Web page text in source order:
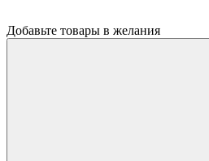
Добавьте товары в желания